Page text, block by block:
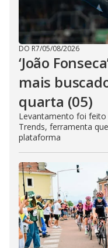
DO R7/05/08/2026
‘João
mais
quarta (05)
Levantamento foi feito
Trends, ferramenta
plataforma